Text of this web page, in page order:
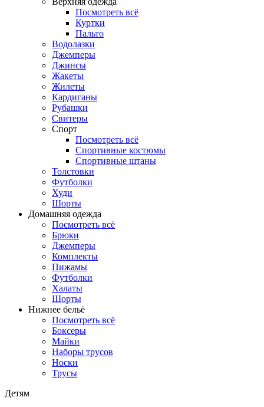
Посмотреть всё
Куртки
Пальто
Водолазки
Джемперы
Джинсы
Жакеты
Жилеты
Кардиганы
Рубашки
Свитеры
Спорт
Посмотреть всё
Спортивные костюмы
Спортивные штаны
Толстовки
Футболки
Худи
Шорты
Домашняя одежда
Посмотреть всё
Брюки
Джемперы
Комплекты
Пижамы
Футболки
Халаты
Шорты
Нижнее бельё
Посмотреть всё
Боксеры
Майки
Наборы трусов
Носки
Трусы
Детям